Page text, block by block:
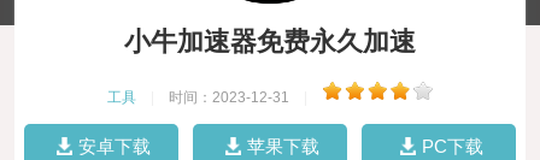
小牛加速器免费永久加速
工具 时间：2023-12-31
安卓下载 苹果下载 PC下载